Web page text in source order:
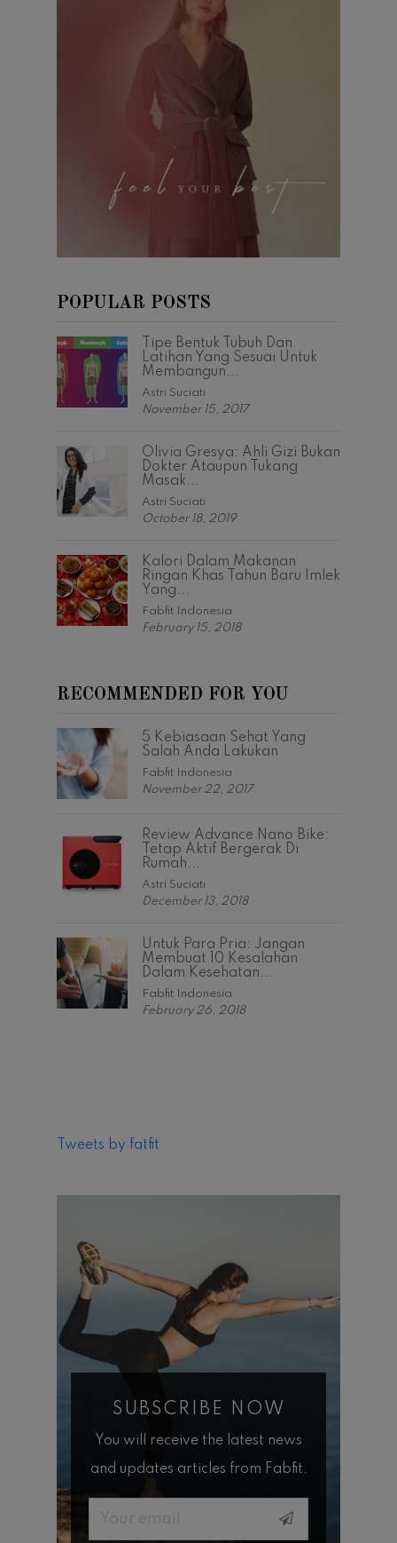
POPULAR POSTS
Tipe Bentuk Tubuh Dan
Latihan Yang Sesuai Untuk
Membangun...
Astri Suciati
November 15, 2017
Olivia Gresya: Ahli Gizi Bukan
Dokter Ataupun Tukang
Masak...
Astri Suciati
October 18, 2019
Kalori Dalam Makanan
Ringan Khas Tahun Baru Imlek
Yang...
Fabfit Indonesia
February 15, 2018
RECOMMENDED FOR YOU
5 Kebiasaan Sehat Yang
Salah Anda Lakukan
Fabfit Indonesia
November 22, 2017
Review Advance Nano Bike:
Tetap Aktif Bergerak Di
Rumah...
Astri Suciati
December 13, 2018
Untuk Para Pria: Jangan
Membuat 10 Kesalahan
Dalam Kesehatan...
Fabfit Indonesia
February 26, 2018
Tweets by fatfit
SUBSCRIBE NOW
You will receive the latest news
and updates articles from Fabfit.
Email